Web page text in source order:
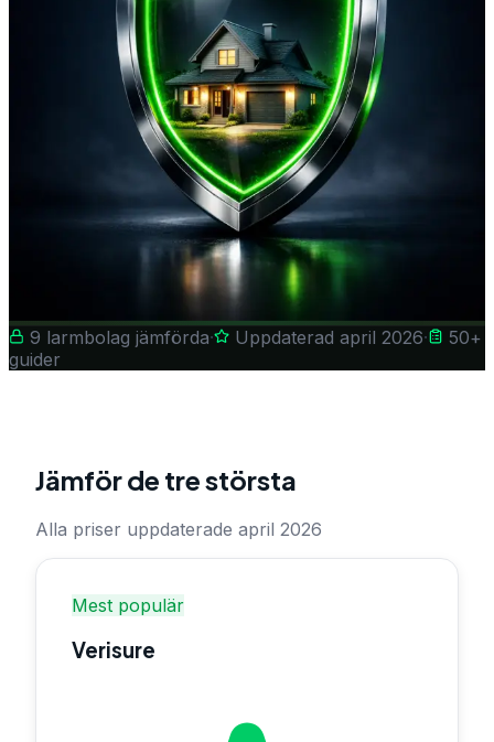
9 larmbolag jämförda· Uppdaterad april 2026· 50+
guider
Jämför de tre största
Alla priser uppdaterade april 2026
Mest populär
Verisure